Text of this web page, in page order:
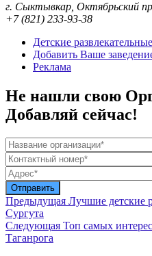
г. Сыктывкар, Октябрьский
+7 (821) 233-93-38
Детские
Добавить Ваше
Реклама
Не нашли свою
Добавляй сейчас!
Предыдущая Лучшие детские
Сургута
Следующая Топ самых
Таганрога